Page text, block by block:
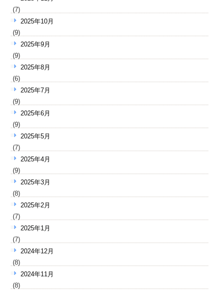
(7)
2025年10月
(9)
2025年9月
(9)
2025年8月
(6)
2025年7月
(9)
2025年6月
(9)
2025年5月
(7)
2025年4月
(9)
2025年3月
(8)
2025年2月
(7)
2025年1月
(7)
2024年12月
(8)
2024年11月
(8)